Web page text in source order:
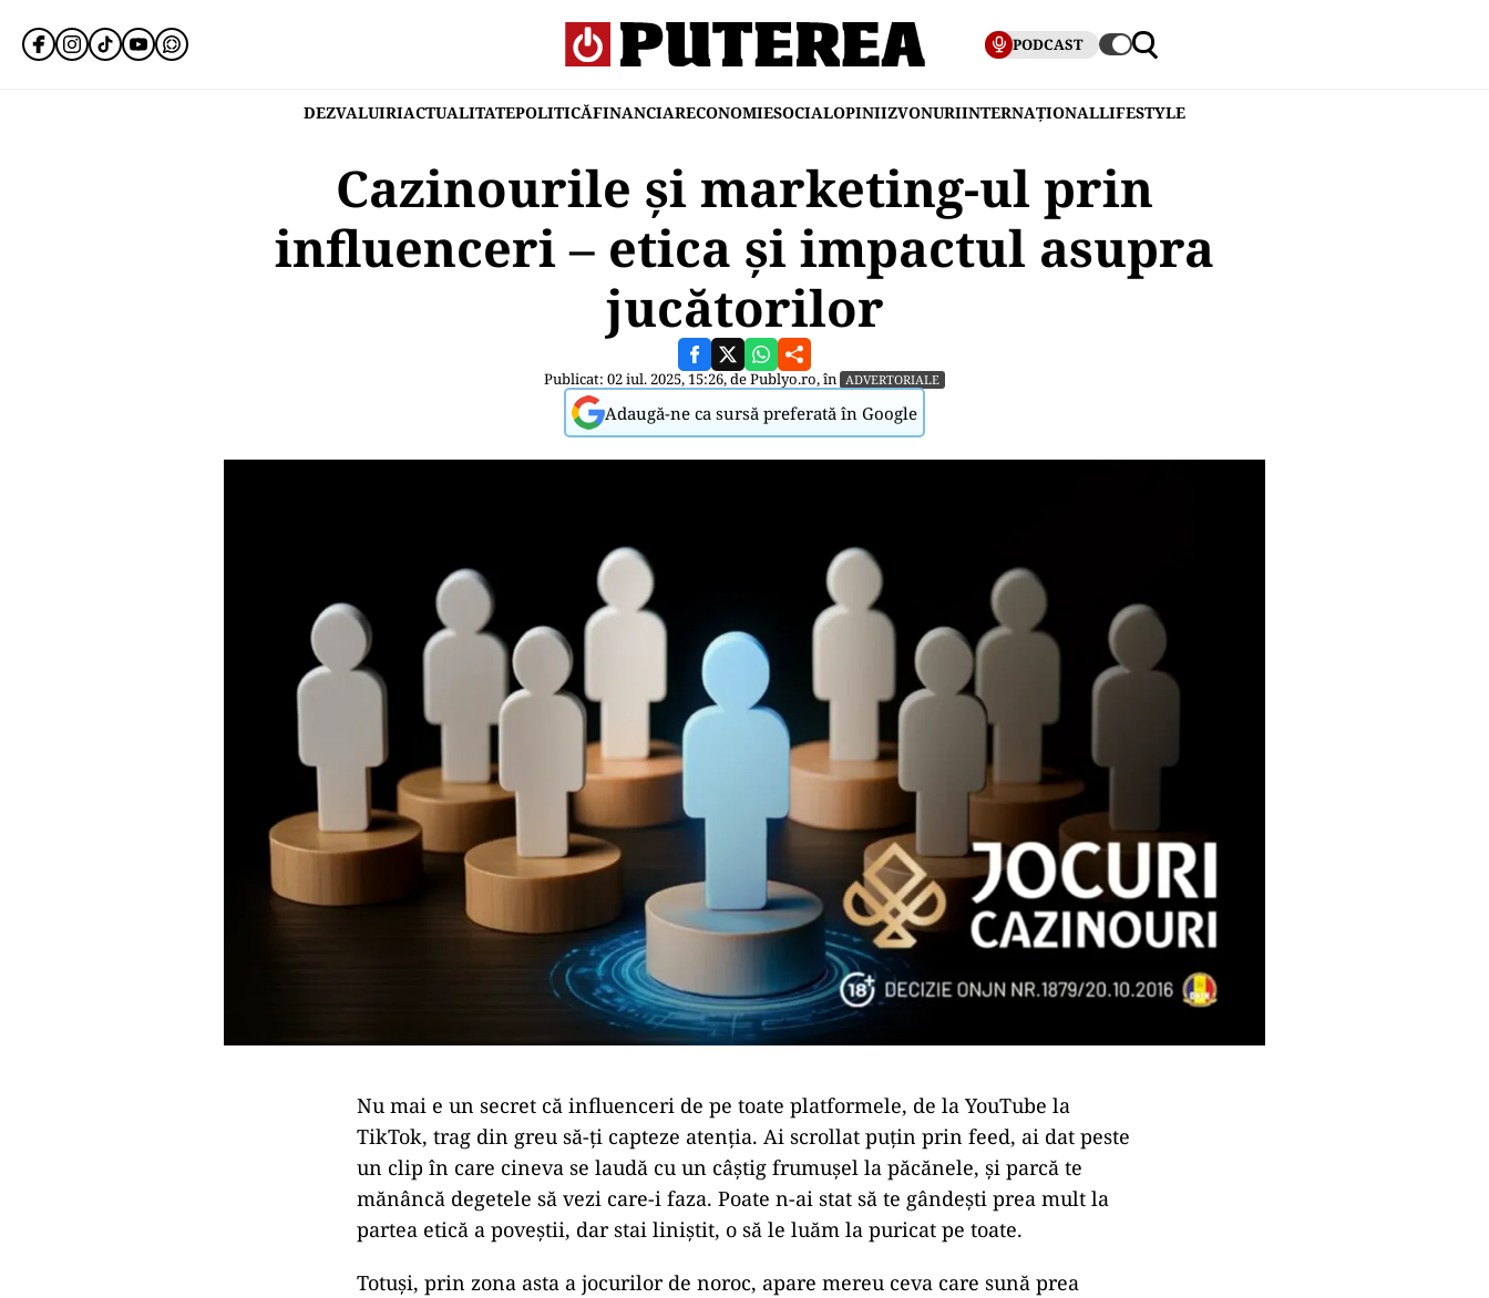
PODCAST
DEZVALUIRIACTUALITATEPOLITICĂFINANCIARECONOMIESOCIALOPINIIZVONURIINTERNAȚIONALLIFESTYLE
Cazinourile și marketing-ul prin
influenceri – etica și impactul asupra
jucătorilor
Publicat: 02 iul. 2025, 15:26, dePublyo.ro, în ADVERTORIALE
Adaugă-ne ca sursă preferată în Google
Nu mai e un secret că influenceri de pe toate platformele, de la YouTube la
TikTok, trag din greu să-ți capteze atenția. Ai scrollat puțin prin feed, ai dat peste
un clip în care cineva se laudă cu un câștig frumușel la păcănele, și parcă te
mănâncă degetele să vezi care-i faza. Poate n-ai stat să te gândești prea mult la
partea etică a poveștii, dar stai liniștit, o să le luăm la puricat pe toate.
Totuși, prin zona asta a jocurilor de noroc, apare mereu ceva care sună prea